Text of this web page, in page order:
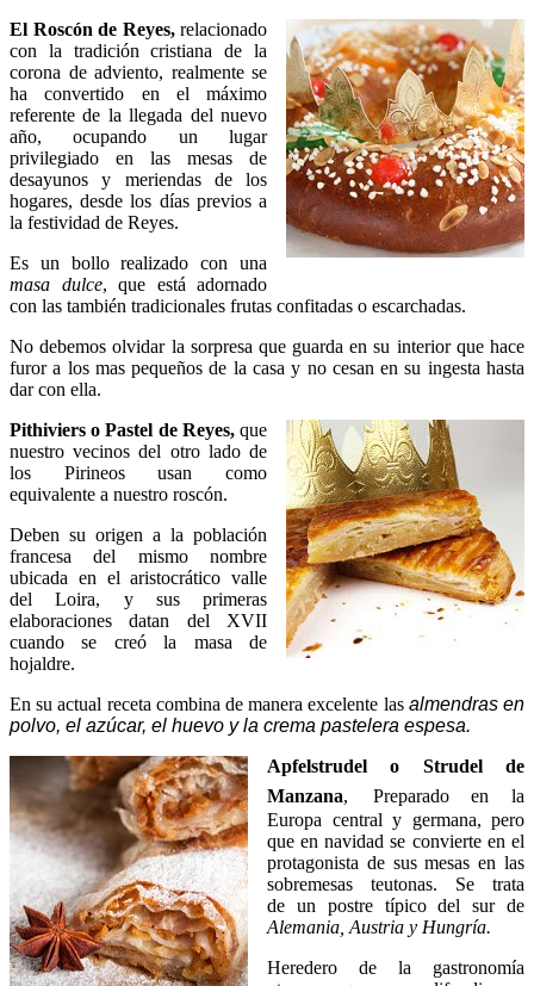
El Roscón de Reyes,relacionado
con la tradición cristiana de la
corona de adviento, realmente se
ha convertido en el máximo
referente de la llegada del nuevo
año, ocupando un lugar
privilegiado en las mesas de
desayunos y meriendas de los
hogares, desde los días previos a
la festividad de Reyes.
Es un bollo realizado con una
masa dulce, que está adornado
con las también tradicionales frutas confitadas o escarchadas.
No debemos olvidar la sorpresa que guarda en su interior que hace
furor a los mas pequeños de la casa y no cesan en su ingesta hasta
dar con ella.
Pithiviers o Pastel de Reyes,que
nuestro vecinos del otro lado de
los Pirineos usan como
equivalente a nuestro roscón.
Deben su origen a la población
francesa del mismo nombre
ubicada en el aristocrático valle
del Loira, y sus primeras
elaboraciones datan del XVII
cuando se creó la masa de
hojaldre.
En su actual receta combina de manera excelente las almendras en
polvo, el azúcar, el huevo y la crema pastelera espesa.
Apfelstrudel o Strudel de
Manzana,
Preparado en la
Europa central y germana, pero
que en navidad se convierte en el
protagonista de sus mesas en las
sobremesas teutonas. Se trata
de un postre típico del sur de
Alemania, Austria y Hungría.
Heredero de la gastronomía